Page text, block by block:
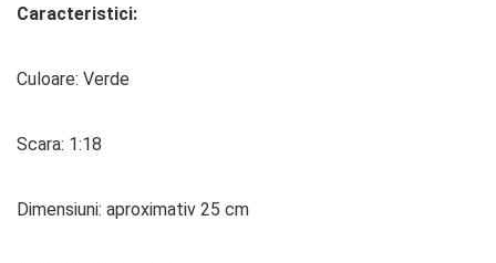
Caracteristici:
Culoare: Verde
Scara: 1:18
Dimensiuni: aproximativ 25 cm